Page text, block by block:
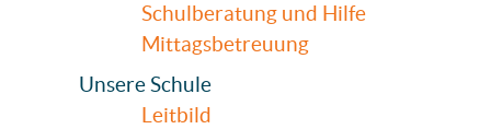
Schulberatung und Hilfe
Mittagsbetreuung
Unsere Schule
Leitbild